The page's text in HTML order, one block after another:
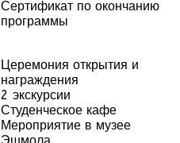
Сертификат по окончанию
программы
Церемония открытия и
награждения
2 экскурсии
Студенческое кафе
Мероприятие в музее